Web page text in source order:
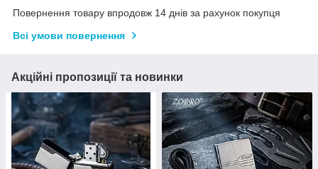
Повернення товару впродовж 14 днів за рахунок покупця
Всі умови повернення
Акційні пропозиції та новинки